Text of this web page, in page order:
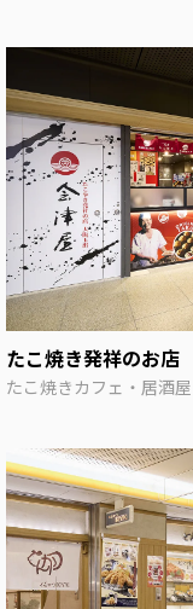
たこ焼き発祥のお
たこ焼きカフェ・居酒屋